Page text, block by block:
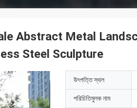
Abstract Metal
Steel Sculpture
উৎপত্তি স্থল
পরিচিতিমুলক নাম